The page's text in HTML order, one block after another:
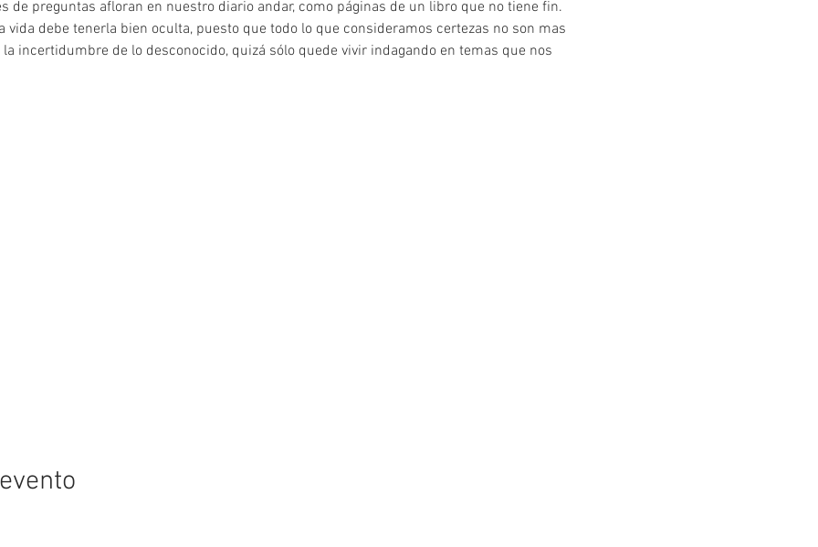
de preguntas afloran en nuestro diario andar, como páginas de un libro que no tiene fin.
vida debe tenerla bien oculta, puesto que todo lo que consideramos certezas no son mas
incertidumbre de lo desconocido, quizá sólo quede vivir indagando en temas que nos